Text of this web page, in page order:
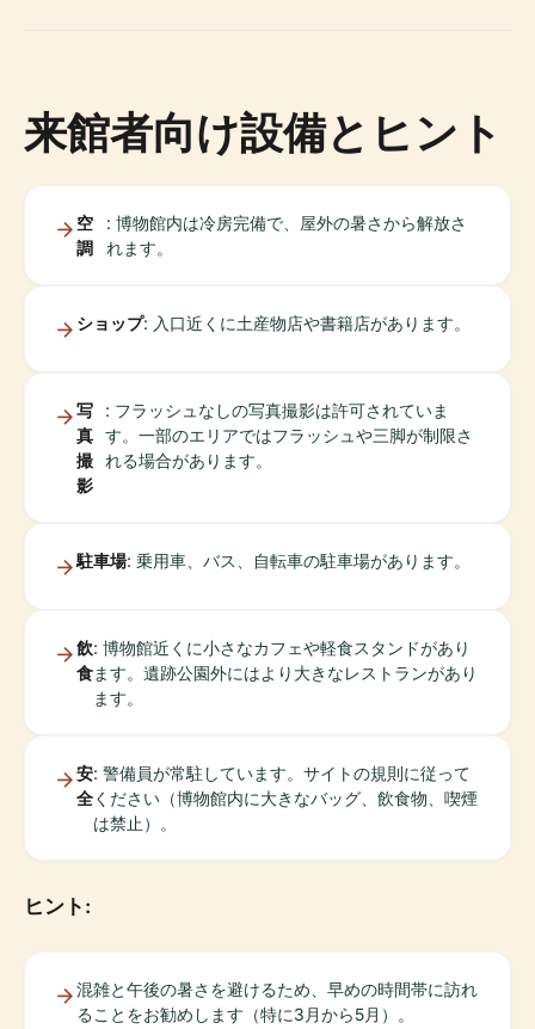
来館者向け設備とヒント
空
調
: 博物館内は冷房完備で、屋外の暑さから解放さ
れます。
ショップ: 入口近くに土産物店や書籍店があります。
写
真
撮
影
: フラッシュなしの写真撮影は許可されていま
す。一部のエリアではフラッシュや三脚が制限さ
れる場合があります。
駐車場: 乗用車、バス、自転車の駐車場があります。
飲
食
: 博物館近くに小さなカフェや軽食スタンドがあり
ます。遺跡公園外にはより大きなレストランがあり
ます。
安
全
: 警備員が常駐しています。サイトの規則に従って
ください（博物館内に大きなバッグ、飲食物、喫煙
は禁止）。
ヒント:
混雑と午後の暑さを避けるため、早めの時間帯に訪れ
ることをお勧めします（特に3月から5月）。